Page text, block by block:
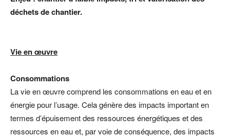
déchets de chantier.
Vie en œuvre
Consommations
La vie en œuvre comprend les consommations en eau et en
énergie pour l’usage. Cela génère des impacts important en
termes d’épuisement des ressources énergétiques et des
ressources en eau et, par voie de conséquence, des impacts